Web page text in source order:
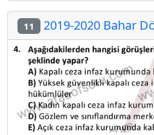
11 2019-2020 Bahar